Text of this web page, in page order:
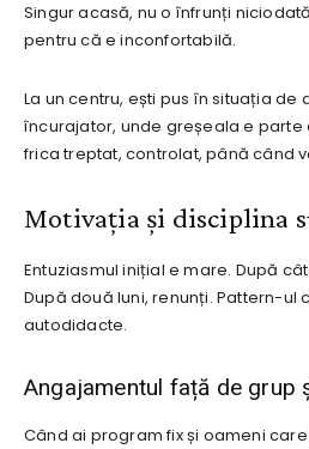
Singur acasă, nu o înfrunți
pentru că e inconfortabilă.
La un centru, ești pus în situația de
încurajator, unde greșeala e parte
frica treptat, controlat, până când
Motivația și disciplina
Entuziasmul inițial e mare. După
După două luni, renunți. Pattern-ul
autodidacte.
Angajamentul față de grup
Când ai program fix și oameni